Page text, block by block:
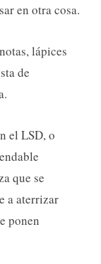
en otra cosa.
lápices
de
el LSD, o
que se
a aterrizar
ponen